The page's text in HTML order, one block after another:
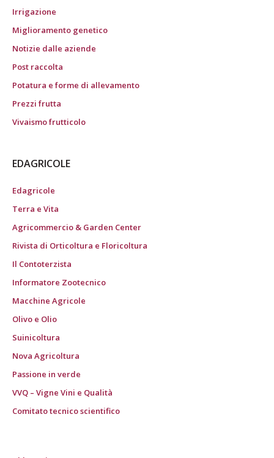
Irrigazione
Miglioramento genetico
Notizie dalle aziende
Post raccolta
Potatura e forme di allevamento
Prezzi frutta
Vivaismo frutticolo
EDAGRICOLE
Edagricole
Terra e Vita
Agricommercio & Garden Center
Rivista di Orticoltura e Floricoltura
Il Contoterzista
Informatore Zootecnico
Macchine Agricole
Olivo e Olio
Suinicoltura
Nova Agricoltura
Passione in verde
VVQ – Vigne Vini e Qualità
Comitato tecnico scientifico